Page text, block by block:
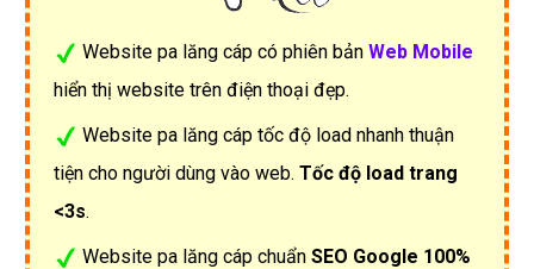
Website pa lăng cáp có phiên bản Web Mobile
hiển thị website trên điện thoại đẹp.
Website pa lăng cáp tốc độ load nhanh thuận
tiện cho người dùng vào web. Tốc độ load trang
<3s.
Website pa lăng cáp chuẩn SEO Google 100%